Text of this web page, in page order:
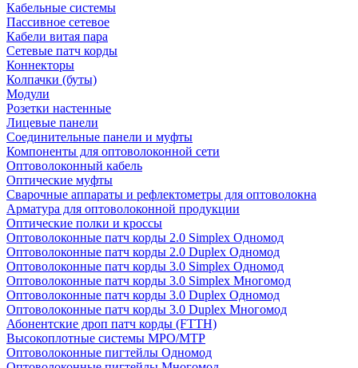
Кабельные системы
Пассивное сетевое
Кабели витая пара
Сетевые патч корды
Коннекторы
Колпачки (буты)
Модули
Розетки настенные
Лицевые панели
Соединительные панели и муфты
Компоненты для оптоволоконной сети
Оптоволоконный кабель
Оптические муфты
Сварочные аппараты и рефлектометры для оптоволокна
Арматура для оптоволоконной продукции
Оптические полки и кроссы
Оптоволоконные патч корды 2.0 Simplex Одномод
Оптоволоконные патч корды 2.0 Duplex Одномод
Оптоволоконные патч корды 3.0 Simplex Одномод
Оптоволоконные патч корды 3.0 Simplex Многомод
Оптоволоконные патч корды 3.0 Duplex Одномод
Оптоволоконные патч корды 3.0 Duplex Многомод
Абонентские дроп патч корды (FTTH)
Высокоплотные системы MPO/MTP
Оптоволоконные пигтейлы Одномод